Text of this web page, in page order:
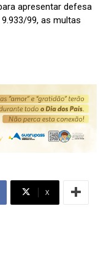
apresentar defesa
99, as multas
X